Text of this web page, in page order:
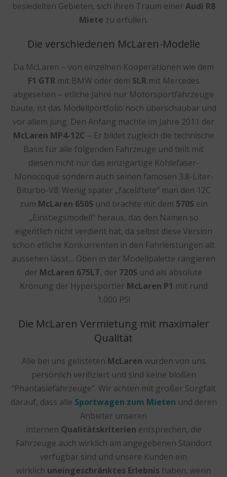
besiedelten Gebieten, sich ihren Traum einer Audi R8
Miete zu erfüllen.
Die verschiedenen McLaren-Modelle
Da McLaren – von einzelnen Kooperationen wie dem
F1 GTRmit BMW oder dem SLRmit Mercedes
abgesehen – etliche Jahre nur Motorsportfahrzeuge
baute, ist das Modellportfolio noch überschaubar und
vor allem jung. Den Anfang machte im Jahre 2011 der
McLaren MP4-12C – Er bildet zugleich die technische
Basis für alle folgenden Fahrzeuge und teilt mit
diesen nicht nur das einzigartige Kohlefaser-
Monocoque sondern auch seinen famosen 3.8-Liter-
Biturbo-V8. Wenig später „faceliftete“ man den 12C
zum McLaren 650S und brachte mit dem 570S ein
„Einstiegsmodell“ heraus, das den Namen so
eigentlich nicht verdient hat, da selbst diese Version
schon etliche Konkurrenten in den Fahrleistungen alt
aussehen lässt… Oben in der Modellpalette rangieren
der McLaren 675LT, der 720S und als absolute
Krönung der Hypersportler McLaren P1 mit rund
1.000 PS!
Die McLaren Vermietung mit maximaler
Qualität
Alle bei uns gelisteten McLaren wurden von uns
persönlich verifiziert und sind keine bloßen
“Phantasiefahrzeuge”. Wir achten mit großer Sorgfalt
darauf, dass alle Sportwagen zum Mieten und deren
Anbieter unseren
internen Qualitätskriterien entsprechen, die
Fahrzeuge auch wirklich am angegebenen Standort
verfügbar sind und unsere Kunden ein
wirklich uneingeschränktes Erlebnis haben, wenn